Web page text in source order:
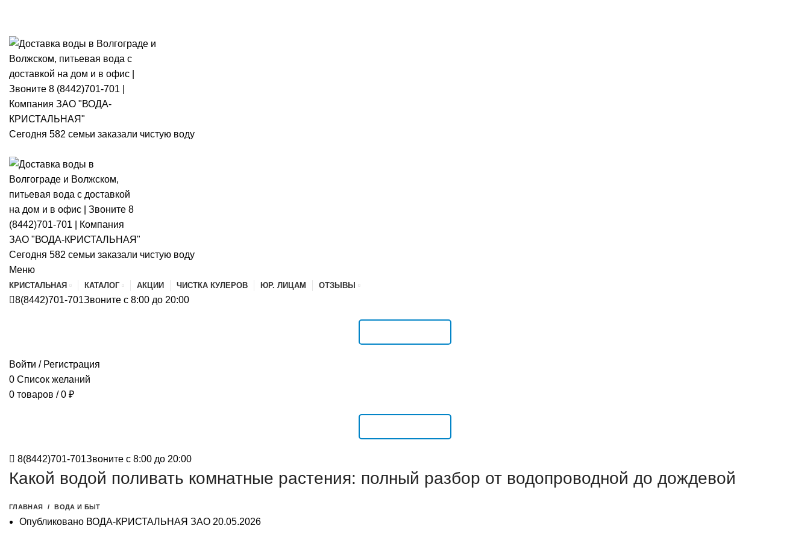
Сегодня 582 семьи заказали чистую воду
Сегодня 582 семьи заказали чистую воду
Меню
КРИСТАЛЬНАЯ КАТАЛОГ АКЦИИ ЧИСТКА КУЛЕРОВ ЮР. ЛИЦАМ ОТЗЫВЫ
8(8442)701-701Звоните с 8:00 до 20:00
Войти / Регистрация
0 Список желаний
0 товаров / 0 ₽
8(8442)701-701Звоните с 8:00 до 20:00
Какой водой поливать комнатные растения: полный разбор от водопроводной до дождевой
ГЛАВНАЯ ВОДА И БЫТ
Опубликовано ВОДА-КРИСТАЛЬНАЯ ЗАО 20.05.2026